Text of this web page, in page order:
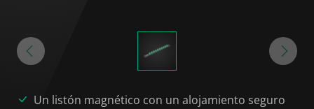
Un listón magnético con un alojamiento seguro